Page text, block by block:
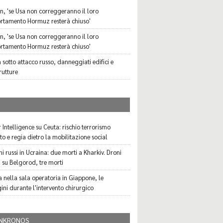
'se Usa non correggeranno il loro
Hormuz resterà chiuso'
'se Usa non correggeranno il loro
Hormuz resterà chiuso'
sotto attacco russo, danneggiati edifici e
Intelligence su Ceuta: rischio terrorismo
e regia dietro la mobilitazione social
russi in Ucraina: due morti a Kharkiv. Droni
su Belgorod, tre morti
nella sala operatoria in Giappone, le
durante l'intervento chirurgico